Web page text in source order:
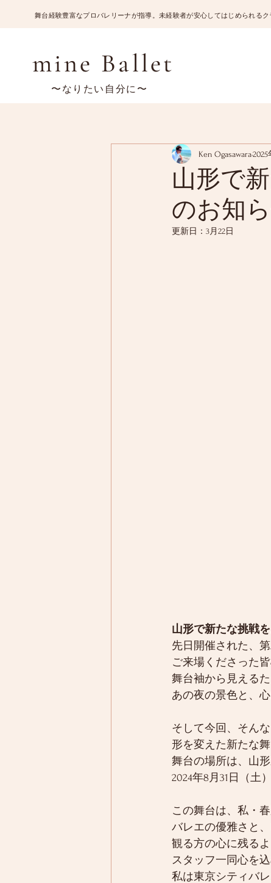
舞台経験豊富なプロバレリーナが指導。未経験者が安心してはじめられる
mine Ballet
〜なりたい自分に〜
山形で
のお知
Ken Ogasawara2025
更新日： 3月22日
山形で新たな挑戦
先日開催された、第
ご来場くださった
舞台袖から見える
あの夜の景色と、
そして今回、そんな
形を変えた新たな
舞台の場所は、山
2024年8月31日（土
この舞台は、私・
バレエの優雅さと
観る方の心に残る
スタッフ一同心を
私は東京シティバ